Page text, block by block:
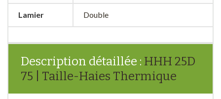
Lamier Double
Description détaillée : HHH 25D
75 | Taille-Haies Thermique